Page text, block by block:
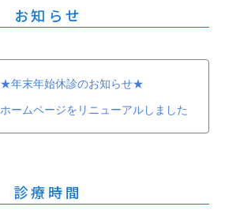
お知らせ
★年末年始休診のお知らせ★
ホームページをリニューアルしました
診療時間